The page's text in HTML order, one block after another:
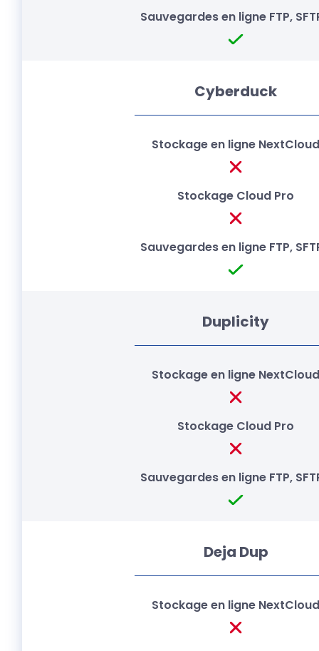
Cyberduck
Duplicity
Deja Dup